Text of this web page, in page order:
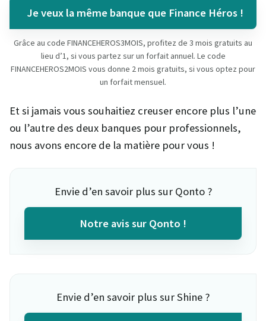
Je veux la même banque que Finance Héros !
Grâce au code FINANCEHEROS3MOIS, profitez de 3 mois gratuits au
lieu d’1, si vous partez sur un forfait annuel. Le code
FINANCEHEROS2MOIS vous donne 2 mois gratuits, si vous optez pour
un forfait mensuel.
Et si jamais vous souhaitiez creuser encore plus l’une
ou l’autre des deux banques pour professionnels,
nous avons encore de la matière pour vous !
Envie d’en savoir plus sur Qonto ?
Notre avis sur Qonto !
Envie d’en savoir plus sur Shine ?